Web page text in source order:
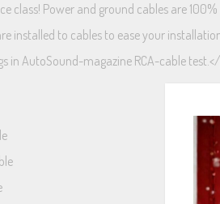
class! Power and ground cables are
installed to cables to ease your
in AutoSound-magazine RCA-cable